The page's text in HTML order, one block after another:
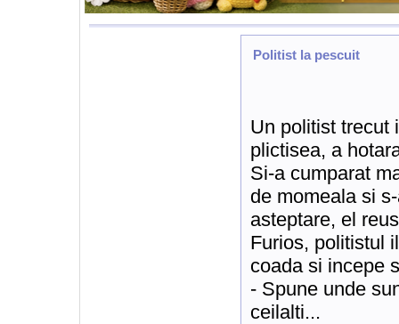
Politist la pescuit
Un politist trecut
plictisea, a
Si-a cumparat
de momeala si
asteptare, el
Furios, politistul
coada si incepe
- Spune unde
ceilalti...